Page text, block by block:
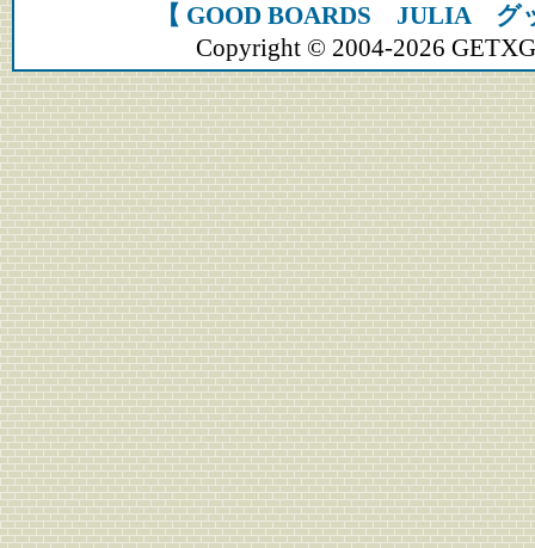
【 GOOD BOARDS JULIA
Copyright © 2004-2026